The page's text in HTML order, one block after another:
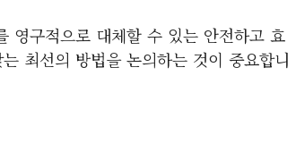
영구적으로 대체할 수 있는 안전하고 효
최선의 방법을 논의하는 것이 중요합니